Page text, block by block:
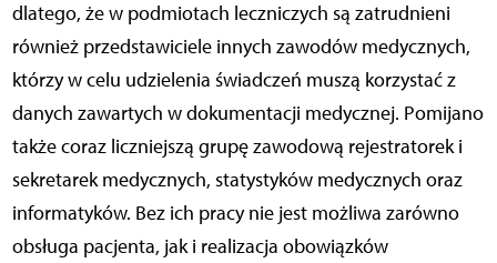
dlatego, że w podmiotach leczniczych są zatrudnieni
również przedstawiciele innych zawodów medycznych,
którzy w celu udzielenia świadczeń muszą korzystać z
danych zawartych w dokumentacji medycznej. Pomijano
także coraz liczniejszą grupę zawodową rejestratorek i
sekretarek medycznych, statystyków medycznych oraz
informatyków. Bez ich pracy nie jest możliwa zarówno
obsługa pacjenta, jak i realizacja obowiązków